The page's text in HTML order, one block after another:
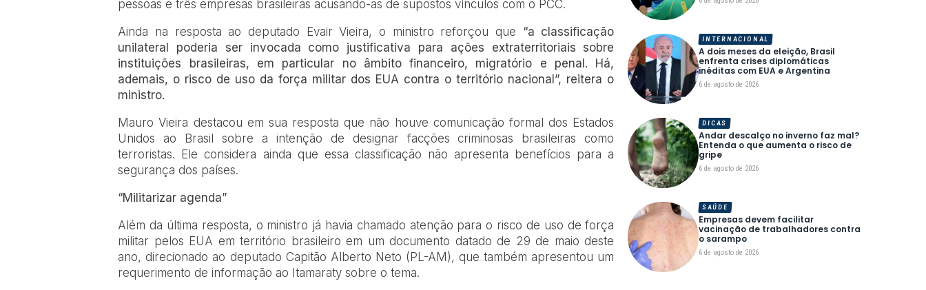
pessoas e três empresas brasileiras acusando-as de supostos vínculos com o PCC.
Ainda na resposta ao deputado Evair Vieira, o ministro reforçou que “a classificação
unilateral poderia ser invocada como justificativa para ações extraterritoriais sobre
instituições brasileiras, em particular no âmbito financeiro, migratório e penal. Há,
ademais, o risco de uso da força militar dos EUA contra o território nacional”, reitera o
ministro.
Mauro Vieira destacou em sua resposta que não houve comunicação formal dos Estados
Unidos ao Brasil sobre a intenção de designar facções criminosas brasileiras como
terroristas. Ele considera ainda que essa classificação não apresenta benefícios para a
segurança dos países.
“Militarizar agenda”
Além da última resposta, o ministro já havia chamado atenção para o risco de uso de força
militar pelos EUA em território brasileiro em um documento datado de 29 de maio deste
ano, direcionado ao deputado Capitão Alberto Neto (PL-AM), que também apresentou um
requerimento de informação ao Itamaraty sobre o tema.
A dois meses da eleição, Brasil
enfrenta crises diplomáticas
inéditas com EUA e Argentina
6 de agosto de 2026
INTERNACIONAL
Andar descalço no inverno faz mal?
Entenda o que aumenta o risco de
gripe
6 de agosto de 2026
DICAS
Empresas devem facilitar
vacinação de trabalhadores contra
o sarampo
6 de agosto de 2026
SAÚDE